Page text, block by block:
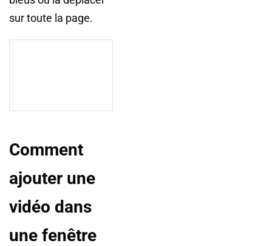
sur toute la page.
Comment
ajouter une
vidéo dans
une fenêtre